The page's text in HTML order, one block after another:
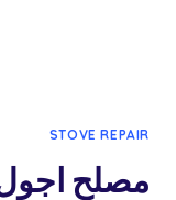
STOVE REPAIR
مصلح